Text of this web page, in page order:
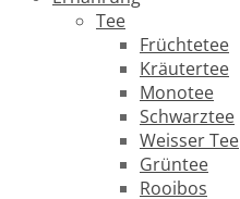
Tee
Früchtetee
Kräutertee
Monotee
Schwarztee
Weisser Tee
Grüntee
Rooibos